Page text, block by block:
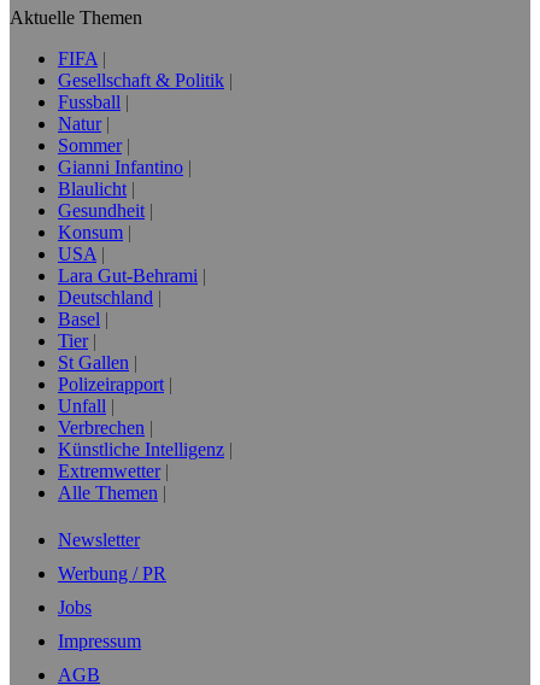
Aktuelle Themen
FIFA
Gesellschaft & Politik
Fussball
Natur
Sommer
Gianni Infantino
Blaulicht
Gesundheit
Konsum
USA
Lara Gut-Behrami
Deutschland
Basel
Tier
St Gallen
Polizeirapport
Unfall
Verbrechen
Künstliche Intelligenz
Extremwetter
Alle Themen
Newsletter
Werbung / PR
Jobs
Impressum
AGB